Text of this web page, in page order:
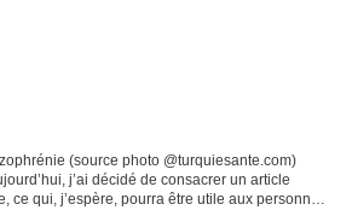
(source photo @turquiesante.com)
j’ai décidé de consacrer un article
ce qui, j’espère, pourra être utile aux personnes